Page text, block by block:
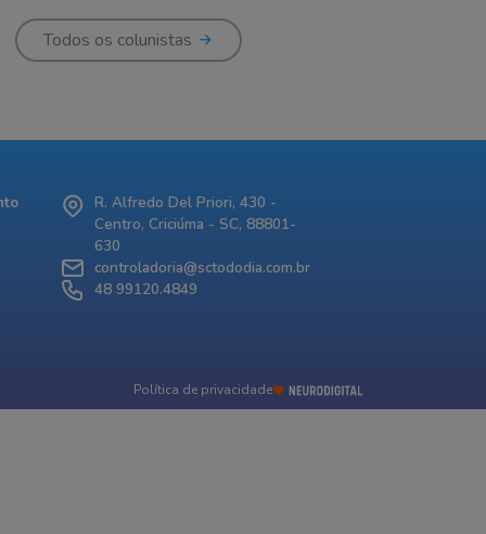
Todos os colunistas
R. Alfredo Del Priori, 430 -
Centro, Criciúma - SC, 88801-
630
controladoria@sctododia.com.br
48 99120.4849
Política de privacidade